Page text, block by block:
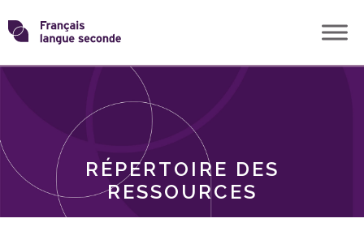
Skip
toTransformons
langue
RÉPERTOIRE DES
RESSOURCES
THÈMES